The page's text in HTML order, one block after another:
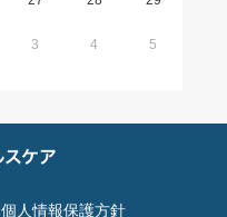
3 4 5
個人情報保護方針